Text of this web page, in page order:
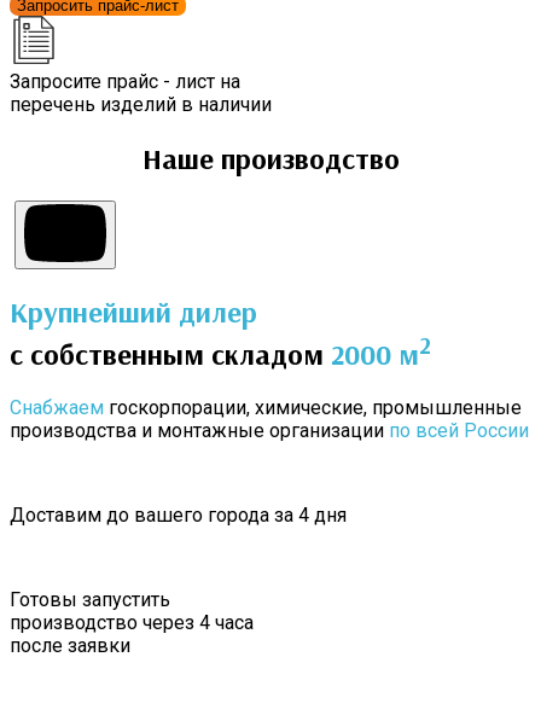
Запросить прайс-лист
Запросите прайс - лист на
перечень изделий в наличии
Наше производство
Крупнейший дилер
с собственным складом 2000 м2
Снабжаем госкорпорации, химические, промышленные
производства и монтажные организации по всей России
Доставим до вашего города за 4 дня
Готовы запустить
производство через 4 часа
после заявки